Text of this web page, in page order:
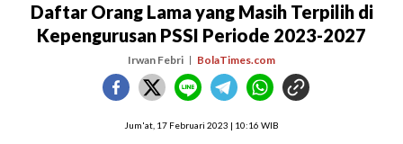
Daftar Orang Lama yang Masih Terpilih di
Kepengurusan PSSI Periode 2023-2027
Irwan Febri BolaTimes.com
Jum'at, 17 Februari 2023 | 10:16 WIB